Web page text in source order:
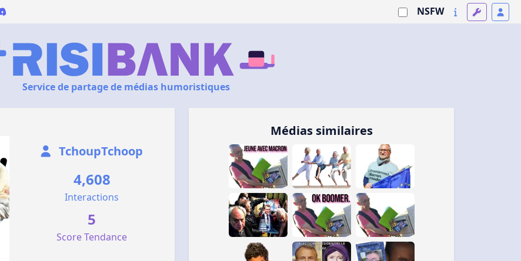
NSFW
Service de partage de médias humoristiques
TchoupTchoop
4,608
Interactions
5
Score Tendance
Médias similaires